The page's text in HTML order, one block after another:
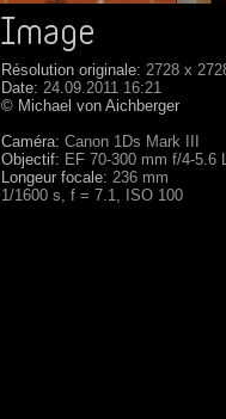
Résolution originale: 2728 x
Date: 24.09.2011 16:21
© Michael von Aichberger
Caméra: Canon 1Ds Mark III
Objectif: EF 70-300 mm f/4-5.6
Longeur focale: 236 mm
1/1600 s, f = 7.1, ISO 100